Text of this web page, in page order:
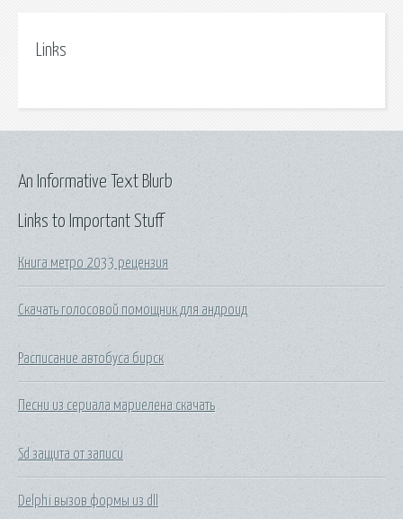
Links
Links to Important Stuff
Книга метро 2033 рецензия
Скачать голосовой помощник для андроид
Расписание автобуса бирск
Песни из сериала мариелена скачать
Sd защита от записи
Delphi вызов формы из dll
An Informative Text Blurb